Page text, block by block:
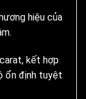
hiệu của
kết hợp
ổn định tuyệt